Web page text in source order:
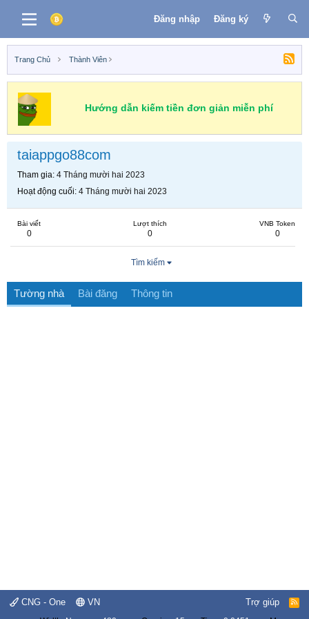
Đăng nhập Đăng ký
Trang Chủ Thành Viên
Hướng dẫn kiếm tiền đơn giản miễn phí
taiappgo88com
Tham gia 4 Tháng mười hai 2023
Hoạt động cuối 4 Tháng mười hai 2023
Bài viết
0
Lượt thích
0
VNB Token
0
Tìm kiếm
Tường nhà Bài đăng Thông tin
CNG - One VN Trợ giúp
R